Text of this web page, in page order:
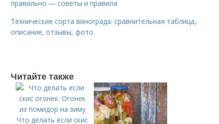
правильно — советы и правила
Технические сорта винограда: сравнительная таблица,
описание, отзывы, фото
Читайте также
Что делать если скис